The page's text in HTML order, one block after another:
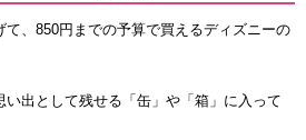
て、850円までの予算で買えるディズニーの
出として残せる「缶」や「箱」に入って